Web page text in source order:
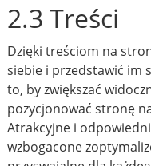
2.3 Treści
Dzięki treściom na
siebie i przedstawić im
to, by zwiększać
pozycjonować stronę
Atrakcyjne i
wzbogacone